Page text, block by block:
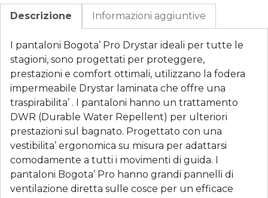
Descrizione Informazioni aggiuntive
I pantaloni Bogota’ Pro Drystar ideali per tutte le
stagioni, sono progettati per proteggere,
prestazioni e comfort ottimali, utilizzano la fodera
impermeabile Drystar laminata che offre una
traspirabilita’ . I pantaloni hanno un trattamento
DWR (Durable Water Repellent) per ulteriori
prestazioni sul bagnato. Progettato con una
vestibilita’ ergonomica su misura per adattarsi
comodamente a tutti i movimenti di guida. I
pantaloni Bogota’ Pro hanno grandi pannelli di
ventilazione diretta sulle cosce per un efficace